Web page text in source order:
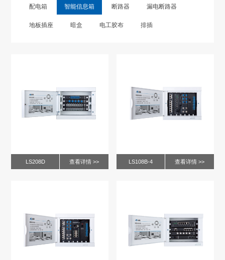
配电箱 智能信息箱 断路器 漏电断路器
地板插座 暗盒 电工胶布 排插
LS208D 查看详情 >> LS108B-4 查看详情 >>